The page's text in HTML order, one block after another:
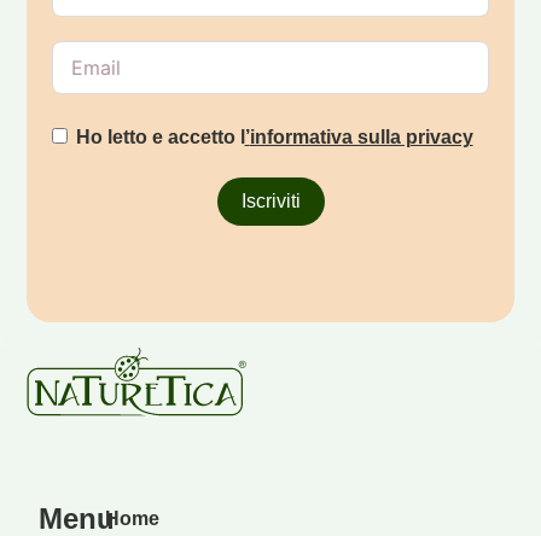
Ho letto e accetto l ’informativa sulla privacy
Iscriviti
MenuHome